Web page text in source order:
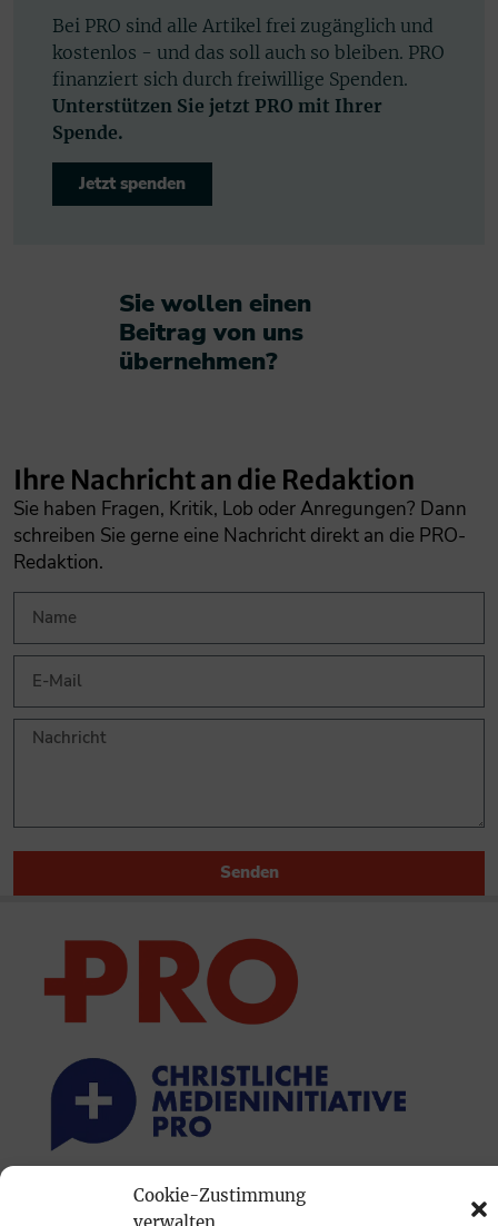
Cookie-Zustimmung
Bei PRO sind alle Artikel frei zugänglich und
kostenlos - und das soll auch so bleiben. PRO
finanziert sich durch freiwillige Spenden.
Unterstützen Sie jetzt PRO mit Ihrer
Spende.
Jetzt spenden
Sie wollen einen
Beitrag von uns
übernehmen?​
Ihre Nachricht an die Redaktion
Sie haben Fragen, Kritik, Lob oder Anregungen? Dann
schreiben Sie gerne eine Nachricht direkt an die PRO-
Redaktion.
Senden
PRINTAUSGABE